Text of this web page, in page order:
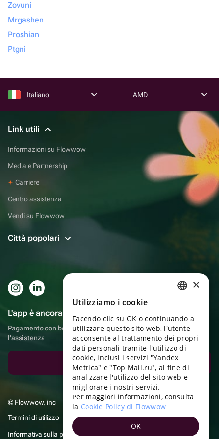
Zovuni
Mrgashen
Proshian
Ptgni
Italiano AMD
Link utili
Informazioni su Flowwow
Media e Partnership
Carriere
Centro assistenza
Vendi su Flowwow
Città popolari
L'app è ancora più comoda!
Pagamento con bonus, autoconsegna, comoda chat con
l'assistenza
Scarica l'app
© Flowwow, inc
Termini di utilizzo
Informativa sulla privacy
ENGLISH
UKRAINIAN
PORTUGUESE
SPANISH
TURKISH
×
Utilizziamo i cookie
Facendo clic su OK o continuando a
utilizzare questo sito web, l'utente
acconsente al trattamento dei propri
dati personali tramite l'utilizzo di
cookie, inclusi i servizi "Yandex
Metrica" e "Top Mail.ru", al fine di
analizzare l'utilizzo del sito web e
migliorare i nostri servizi.
Per maggiori informazioni, consulta
la Cookie Policy di Flowwow
OK